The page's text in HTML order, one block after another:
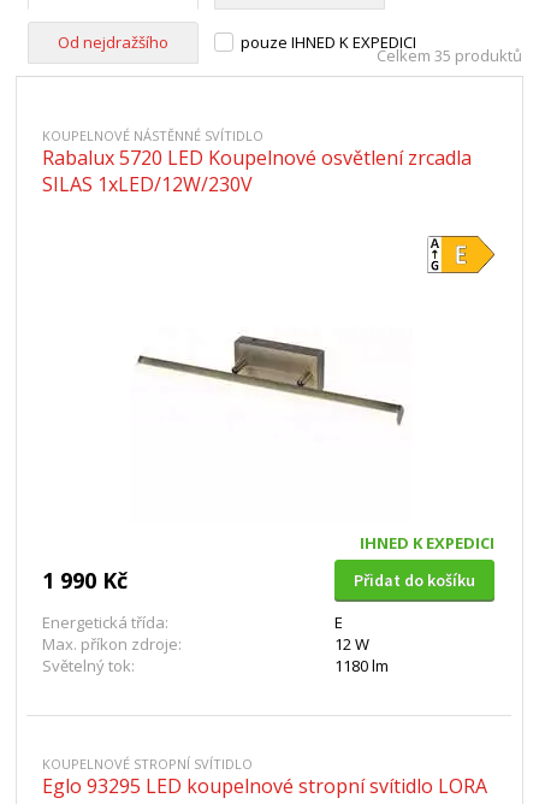
Od nejdražšího pouze IHNED K EXPEDICI
Celkem 35 produktů
KOUPELNOVÉ NÁSTĚNNÉ SVÍTIDLO
Rabalux 5720 LED Koupelnové osvětlení zrcadla
SILAS 1xLED/12W/230V
IHNED K EXPEDICI
1 990 Kč
Přidat do košíku
Energetická třída:
E
Max. příkon zdroje:
12 W
Světelný tok:
1180 lm
KOUPELNOVÉ STROPNÍ SVÍTIDLO
Eglo 93295 LED koupelnové stropní svítidlo LORA